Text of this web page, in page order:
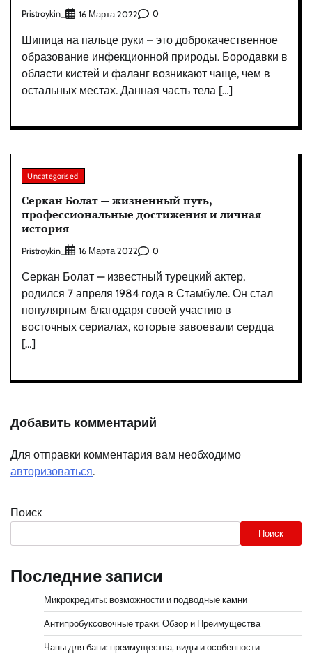
Pristroykin_ 16 Марта 2022 0
Шипица на пальце руки – это доброкачественное
образование инфекционной природы. Бородавки в
области кистей и фаланг возникают чаще, чем в
остальных местах. Данная часть тела […]
Uncategorised
Серкан Болат — жизненный путь,
профессиональные достижения и личная
история
Pristroykin_ 16 Марта 2022 0
Серкан Болат — известный турецкий актер,
родился 7 апреля 1984 года в Стамбуле. Он стал
популярным благодаря своей участию в
восточных сериалах, которые завоевали сердца
[…]
Добавить комментарий
Для отправки комментария вам необходимо
авторизоваться.
Поиск
Поиск
Последние записи
Микрокредиты: возможности и подводные камни
Антипробуксовочные траки: Обзор и Преимущества
Чаны для бани: преимущества, виды и особенности